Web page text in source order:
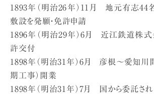
1893年（明治26年）11月 地元有志44名
敷設を発願・免許申請
1896年（明治29年）6月 近江鉄道株式
許交付
1898年（明治31年）6月 彦根〜愛知川
期工事）開業
1898年（明治31年）7月 国から委託さ